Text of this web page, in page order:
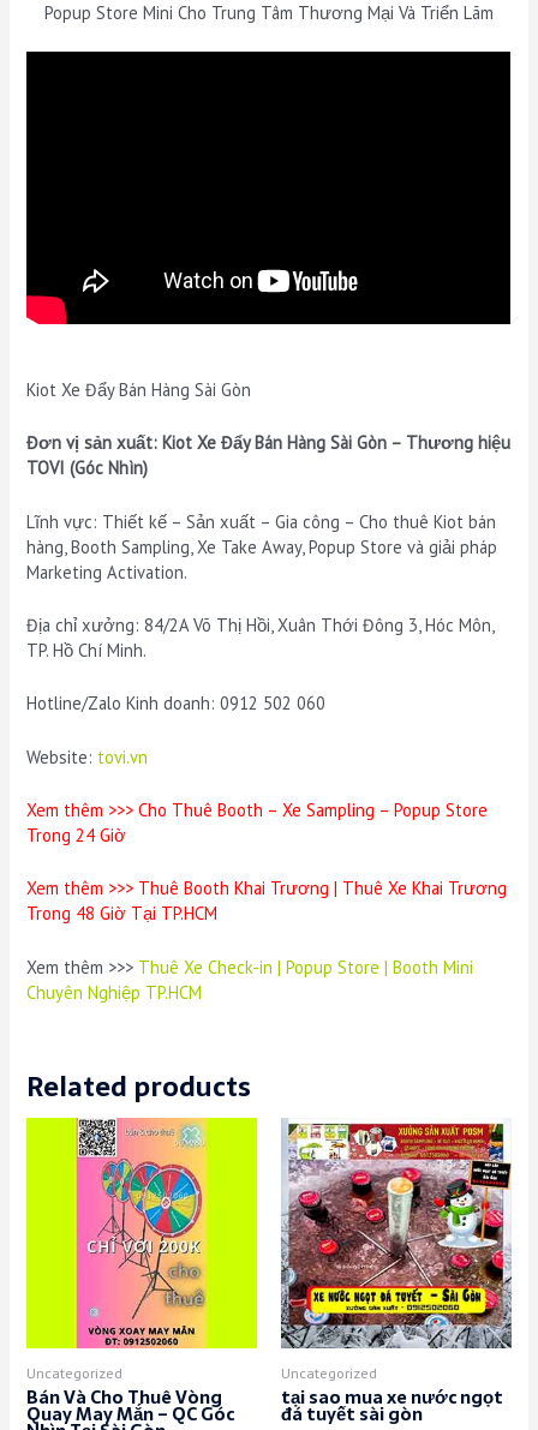
Popup Store Mini Cho Trung Tâm Thương Mại Và Triển Lãm
Kiot Xe Đẩy Bán Hàng Sài Gòn
Đơn vị sản xuất: Kiot Xe Đẩy Bán Hàng Sài Gòn – Thương hiệu
TOVI (Góc Nhìn)
Lĩnh vực: Thiết kế – Sản xuất – Gia công – Cho thuê Kiot bán
hàng, Booth Sampling, Xe Take Away, Popup Store và giải pháp
Marketing Activation.
Địa chỉ xưởng: 84/2A Võ Thị Hồi, Xuân Thới Đông 3, Hóc Môn,
TP. Hồ Chí Minh.
Hotline/Zalo Kinh doanh: 0912 502 060
Website: tovi.vn
Xem thêm >>>Cho Thuê Booth – Xe Sampling – Popup Store
Trong 24 Giờ
Xem thêm >>> Thuê Booth Khai Trương | Thuê Xe Khai Trương
Trong 48 Giờ Tại TP.HCM
Xem thêm >>> Thuê Xe Check-in | Popup Store | Booth Mini
Chuyên Nghiệp TP.HCM
Related products
Uncategorized
Bán Và Cho Thuê Vòng
Quay May Mắn – QC Góc
Uncategorized
tại sao mua xe nước ngọt
đá tuyết sài gòn